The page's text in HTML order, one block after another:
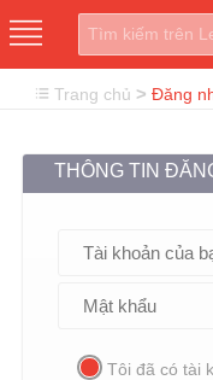
Trang chủ >Đăng
THÔNG TIN
Tôi đã có tài